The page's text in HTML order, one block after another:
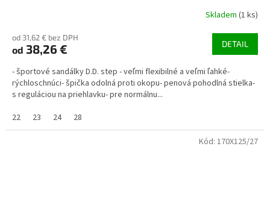
Skladem (1 ks)
od 31,62 € bez DPH
od 38,26 € DETAIL
- športové sandálky D.D. step - veľmi flexibilné a veľmi ľahké-
rýchloschnúci- špička odolná proti okopu- penová pohodlná stielka-
s reguláciou na priehlavku- pre normálnu...
22
23 24 28
Kód: 170X125/27